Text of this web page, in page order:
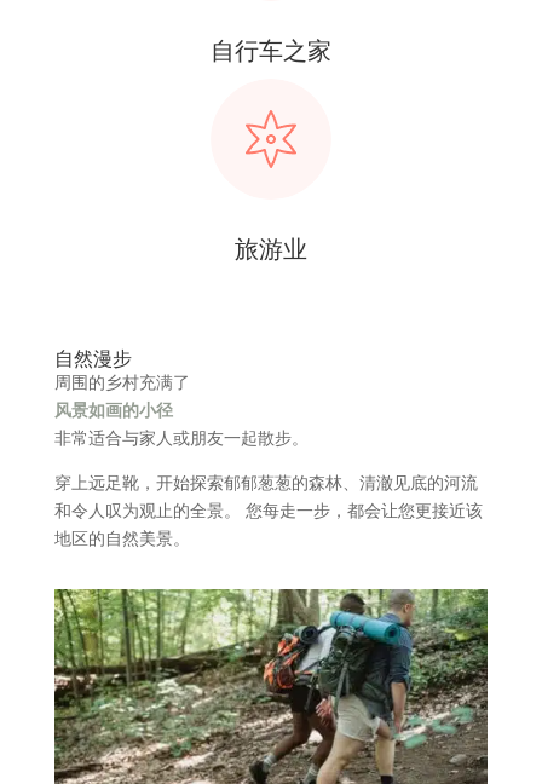
自行车之家
旅游业
自然漫步
周围的乡村充满了
风景如画的小径
非常适合与家人或朋友一起散步。
穿上远足靴，开始探索郁郁葱葱的森林、清澈见底的河流
和令人叹为观止的全景。 您每走一步，都会让您更接近该
地区的自然美景。